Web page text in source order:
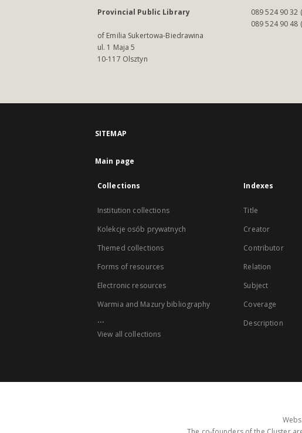
Provincial Public Library
of Emilia Sukertowa-Biedrawina
ul. 1 Maja 5
10-117 Olsztyn
089 524 90 32
089 524 90 48
SITEMAP
Main page
Collections
Institution collections
Kolekcje osób prywatnych
Themed collections
Forms of resources
Electronic resources
Warmia and Mazury bibliography
...
View all collections
Indexes
Title
Creator
Contributor
Relation
Subject
Coverage
Description